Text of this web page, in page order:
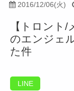
2016/12/06(火)
【トロント
のエンジェ
た件
LINE